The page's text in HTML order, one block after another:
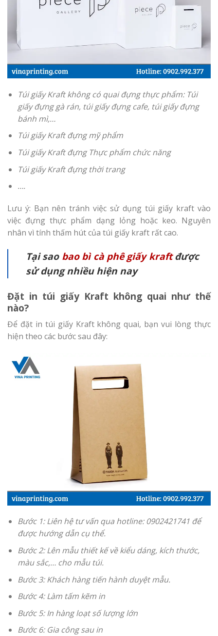
Túi giấy Kraft không có quai đựng thực phẩm: Túi
giấy đựng gà rán, túi giấy đựng cafe, túi giấy đựng
bánh mì,…
Túi giấy Kraft đựng mỹ phẩm
Túi giấy Kraft đựng Thực phẩm chức năng
Túi giấy Kraft đựng thời trang
….
Lưu ý: Bạn nên tránh việc sử dụng túi giấy kraft vào
việc đựng thực phẩm dạng lỏng hoặc keo. Nguyên
nhân vì tính thấm hút của túi giấy kraft rất cao.
Tại sao bao bì cà phê giấy kraftđược
sử dụng nhiều hiện nay
Đặt in túi giấy Kraft không quai như thế
nào?
Để đặt in túi giấy Kraft không quai, bạn vui lòng thực
hiện theo các bước sau đây:
Bước 1: Liên hệ tư vấn qua hotline: 0902421741 để
được hướng dẫn cụ thể.
Bước 2: Lên mẫu thiết kế về kiểu dáng, kích thước,
màu sắc,… cho mẫu túi.
Bước 3: Khách hàng tiến hành duyệt mẫu.
Bước 4: Làm tấm kẽm in
Bước 5: In hàng loạt số lượng lớn
Bước 6: Gia công sau in